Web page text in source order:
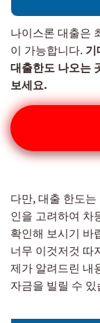
나이스론 대출은
이 가능합니다.
대출한도 나오는
보세요.
다만, 대출 한도
인을 고려하여 차
확인해 보시기 바
너무 이것저것 따
제가 알려드린 내
자금을 빌릴 수